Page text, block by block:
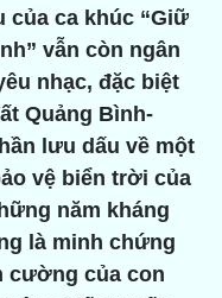
của ca khúc “Giữ
vẫn còn ngân
nhạc, đặc biệt
Quảng Bình-
lưu dấu về một
vệ biển trời của
năm kháng
là minh chứng
cường của con